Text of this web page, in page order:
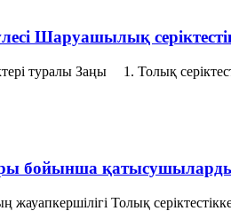
Шаруашылық
туралы Заңы 1. Толық
бойынша
Толық